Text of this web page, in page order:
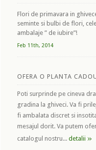
Flori de primavara in
seminte si bulbi de flori,
ambalaje ” de iubire”!
Feb 11th, 2014
OFERA O PLANTA
Poti surprinde pe cineva
gradina la ghiveci. Va fi
fi ambalata discret si
mesajul dorit. Va putem
catalogul nostru... detalii »